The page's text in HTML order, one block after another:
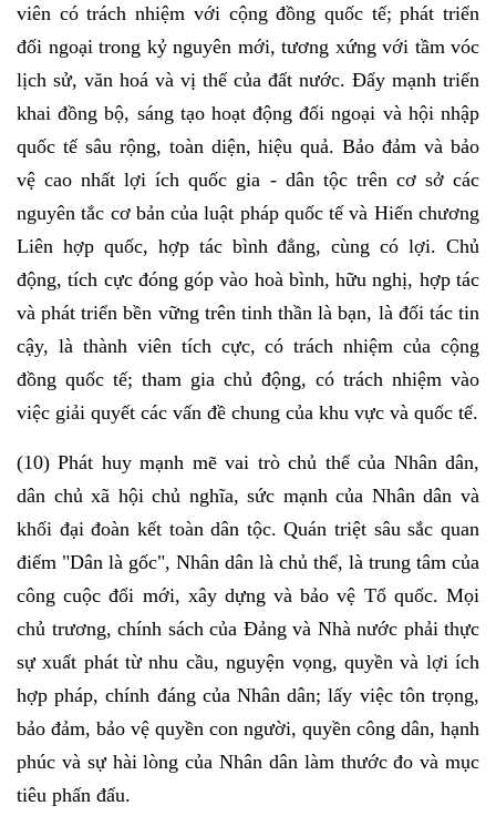
viên có trách nhiệm với cộng đồng quốc tế; phát triển
đối ngoại trong kỷ nguyên mới, tương xứng với tầm vóc
lịch sử, văn hoá và vị thế của đất nước. Đẩy mạnh triển
khai đồng bộ, sáng tạo hoạt động đối ngoại và hội nhập
quốc tế sâu rộng, toàn diện, hiệu quả. Bảo đảm và bảo
vệ cao nhất lợi ích quốc gia - dân tộc trên cơ sở các
nguyên tắc cơ bản của luật pháp quốc tế và Hiến chương
Liên hợp quốc, hợp tác bình đẳng, cùng có lợi. Chủ
động, tích cực đóng góp vào hoà bình, hữu nghị, hợp tác
và phát triển bền vững trên tinh thần là bạn, là đối tác tin
cậy, là thành viên tích cực, có trách nhiệm của cộng
đồng quốc tế; tham gia chủ động, có trách nhiệm vào
việc giải quyết các vấn đề chung của khu vực và quốc tế.
(10) Phát huy mạnh mẽ vai trò chủ thể của Nhân dân,
dân chủ xã hội chủ nghĩa, sức mạnh của Nhân dân và
khối đại đoàn kết toàn dân tộc. Quán triệt sâu sắc quan
điểm "Dân là gốc", Nhân dân là chủ thể, là trung tâm của
công cuộc đổi mới, xây dựng và bảo vệ Tổ quốc. Mọi
chủ trương, chính sách của Đảng và Nhà nước phải thực
sự xuất phát từ nhu cầu, nguyện vọng, quyền và lợi ích
hợp pháp, chính đáng của Nhân dân; lấy việc tôn trọng,
bảo đảm, bảo vệ quyền con người, quyền công dân, hạnh
phúc và sự hài lòng của Nhân dân làm thước đo và mục
tiêu phấn đấu.